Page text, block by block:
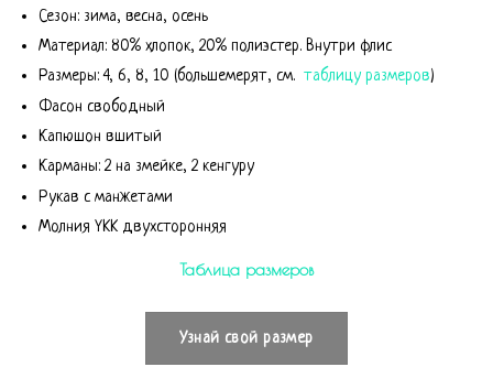
Сезон: зима, весна, осень
Материал: 80% хлопок, 20% полиэстер. Внутри флис
Размеры: 4, 6, 8, 10 (большемерят, см. таблицу размеров)
Фасон свободный
Капюшон вшитый
Карманы: 2 на змейке, 2 кенгуру
Рукав с манжетами
Молния YKK двухсторонняя
Таблица размеров
Узнай свой размер